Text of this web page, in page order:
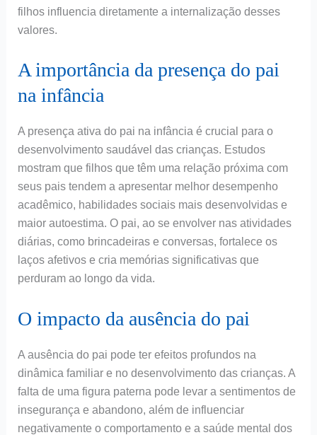
filhos influencia diretamente a internalização desses
valores.
A importância da presença do pai
na infância
A presença ativa do pai na infância é crucial para o
desenvolvimento saudável das crianças. Estudos
mostram que filhos que têm uma relação próxima com
seus pais tendem a apresentar melhor desempenho
acadêmico, habilidades sociais mais desenvolvidas e
maior autoestima. O pai, ao se envolver nas atividades
diárias, como brincadeiras e conversas, fortalece os
laços afetivos e cria memórias significativas que
perduram ao longo da vida.
O impacto da ausência do pai
A ausência do pai pode ter efeitos profundos na
dinâmica familiar e no desenvolvimento das crianças. A
falta de uma figura paterna pode levar a sentimentos de
insegurança e abandono, além de influenciar
negativamente o comportamento e a saúde mental dos